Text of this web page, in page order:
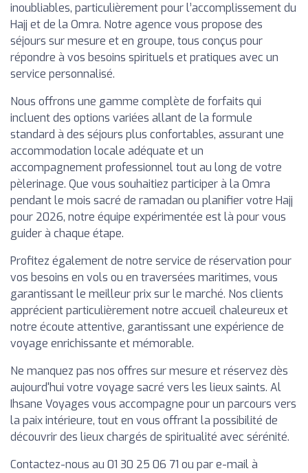
inoubliables, particulièrement pour l’accomplissement du
Hajj et de la Omra. Notre agence vous propose des
séjours sur mesure et en groupe, tous conçus pour
répondre à vos besoins spirituels et pratiques avec un
service personnalisé.
Nous offrons une gamme complète de forfaits qui
incluent des options variées allant de la formule
standard à des séjours plus confortables, assurant une
accommodation locale adéquate et un
accompagnement professionnel tout au long de votre
pèlerinage. Que vous souhaitiez participer à la Omra
pendant le mois sacré de ramadan ou planifier votre Hajj
pour 2026, notre équipe expérimentée est là pour vous
guider à chaque étape.
Profitez également de notre service de réservation pour
vos besoins en vols ou en traversées maritimes, vous
garantissant le meilleur prix sur le marché. Nos clients
apprécient particulièrement notre accueil chaleureux et
notre écoute attentive, garantissant une expérience de
voyage enrichissante et mémorable.
Ne manquez pas nos offres sur mesure et réservez dès
aujourd'hui votre voyage sacré vers les lieux saints. Al
Ihsane Voyages vous accompagne pour un parcours vers
la paix intérieure, tout en vous offrant la possibilité de
découvrir des lieux chargés de spiritualité avec sérénité.
Contactez-nous au 01 30 25 06 71 ou par e-mail à